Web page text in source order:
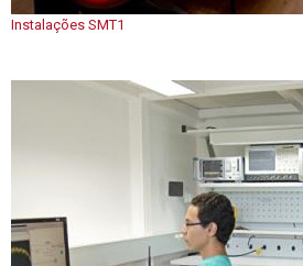
Instalações SMT1